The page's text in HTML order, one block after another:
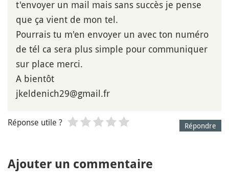
t'envoyer un mail mais sans succès je pense
que ça vient de mon tel.
Pourrais tu m'en envoyer un avec ton numéro
de tél ca sera plus simple pour communiquer
sur place merci.
A bientôt
jkeldenich29@gmail.fr
Répondre
Réponse utile ?
Ajouter un commentaire